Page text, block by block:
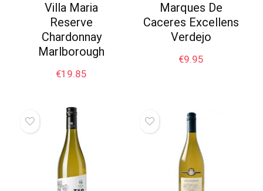
Villa Maria
Reserve
Chardonnay
Marlborough
€19.85
Marques De
Caceres Excellens
Verdejo
€9.95